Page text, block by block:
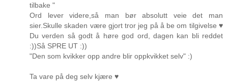
tilbake "
Ord lever videre,så man bør absolutt veie det man
sier.Skulle skaden være gjort tror jeg på å be om tilgivelse ♥
Du verden så godt å høre god ord, dagen kan bli reddet
:))Så SPRE UT :))
"Den som kvikker opp andre blir oppkvikket selv" :)
Ta vare på deg selv kjære ♥